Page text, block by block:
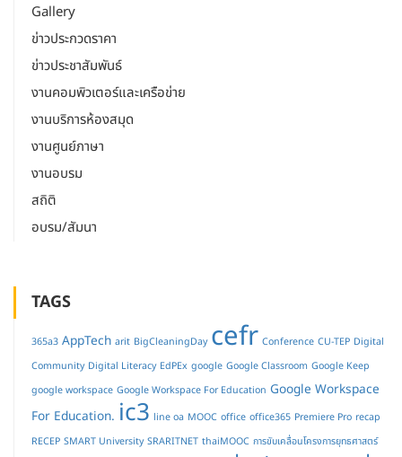
Gallery
ข่าวประกวดราคา
ข่าวประชาสัมพันธ์
งานคอมพิวเตอร์และเครือข่าย
งานบริการห้องสมุด
งานศูนย์ภาษา
งานอบรม
สถิติ
อบรม/สัมนา
TAGS
365a3 AppTech arit BigCleaningDay cefr Conference CU-TEP Digital
Community Digital Literacy EdPEx google Google Classroom Google Keep
google workspace Google Workspace For Education Google Workspace
For Education. ic3 line oa MOOC office office365 Premiere Pro recap
RECEP SMART University SRARITNET thaiMOOC การขับเคลื่อนโครงการยุทธศาสตร์